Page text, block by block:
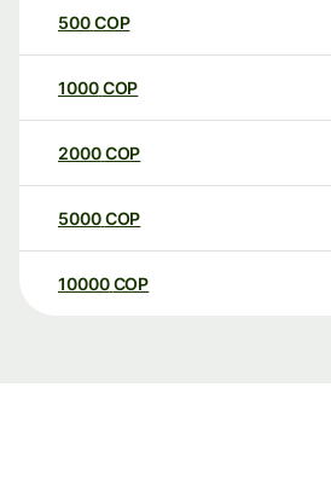
500COP
1000COP
2000COP
5000COP
10000 COP